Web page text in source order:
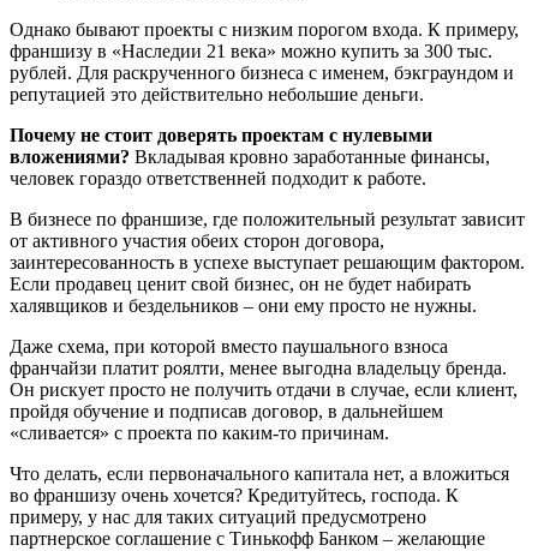
Однако бывают проекты с низким порогом входа. К примеру,
франшизу в «Наследии 21 века» можно купить за 300 тыс.
рублей. Для раскрученного бизнеса с именем, бэкграундом и
репутацией это действительно небольшие деньги.
Почему не стоит доверять проектам с нулевыми
вложениями? Вкладывая кровно заработанные финансы,
человек гораздо ответственней подходит к работе.
В бизнесе по франшизе, где положительный результат зависит
от активного участия обеих сторон договора,
заинтересованность в успехе выступает решающим фактором.
Если продавец ценит свой бизнес, он не будет набирать
халявщиков и бездельников – они ему просто не нужны.
Даже схема, при которой вместо паушального взноса
франчайзи платит роялти, менее выгодна владельцу бренда.
Он рискует просто не получить отдачи в случае, если клиент,
пройдя обучение и подписав договор, в дальнейшем
«сливается» с проекта по каким-то причинам.
Что делать, если первоначального капитала нет, а вложиться
во франшизу очень хочется? Кредитуйтесь, господа. К
примеру, у нас для таких ситуаций предусмотрено
партнерское соглашение с Тинькофф Банком – желающие